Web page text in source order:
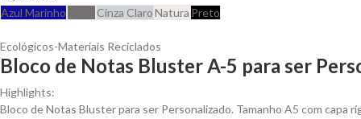
Azul Marinho Cinza ClaroNatura Preto
Ecológicos-Materiais Reciclados
Bloco de Notas Bluster A-5 para ser
Highlights:
Bloco de Notas Bluster para ser Personalizado. Tamanho A5 com capa